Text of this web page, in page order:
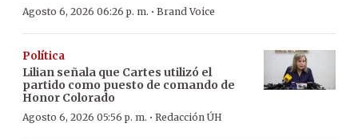
Agosto 6, 2026 06:26 p. m. · Brand Voice
Política
Lilian señala que Cartes utilizó el
partido como puesto de comando de
Honor Colorado
Agosto 6, 2026 05:56 p. m. · Redacción ÚH